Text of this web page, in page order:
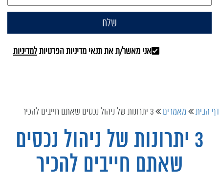
אני מאשר/ת את תנאי מדיניות הפרטיותלמדיניות
דף הבית מאמרים 3 יתרונות של ניהול נכסים שאתם חייבים להכיר
3 יתרונות של ניהול נכסים
שאתם חייבים להכיר